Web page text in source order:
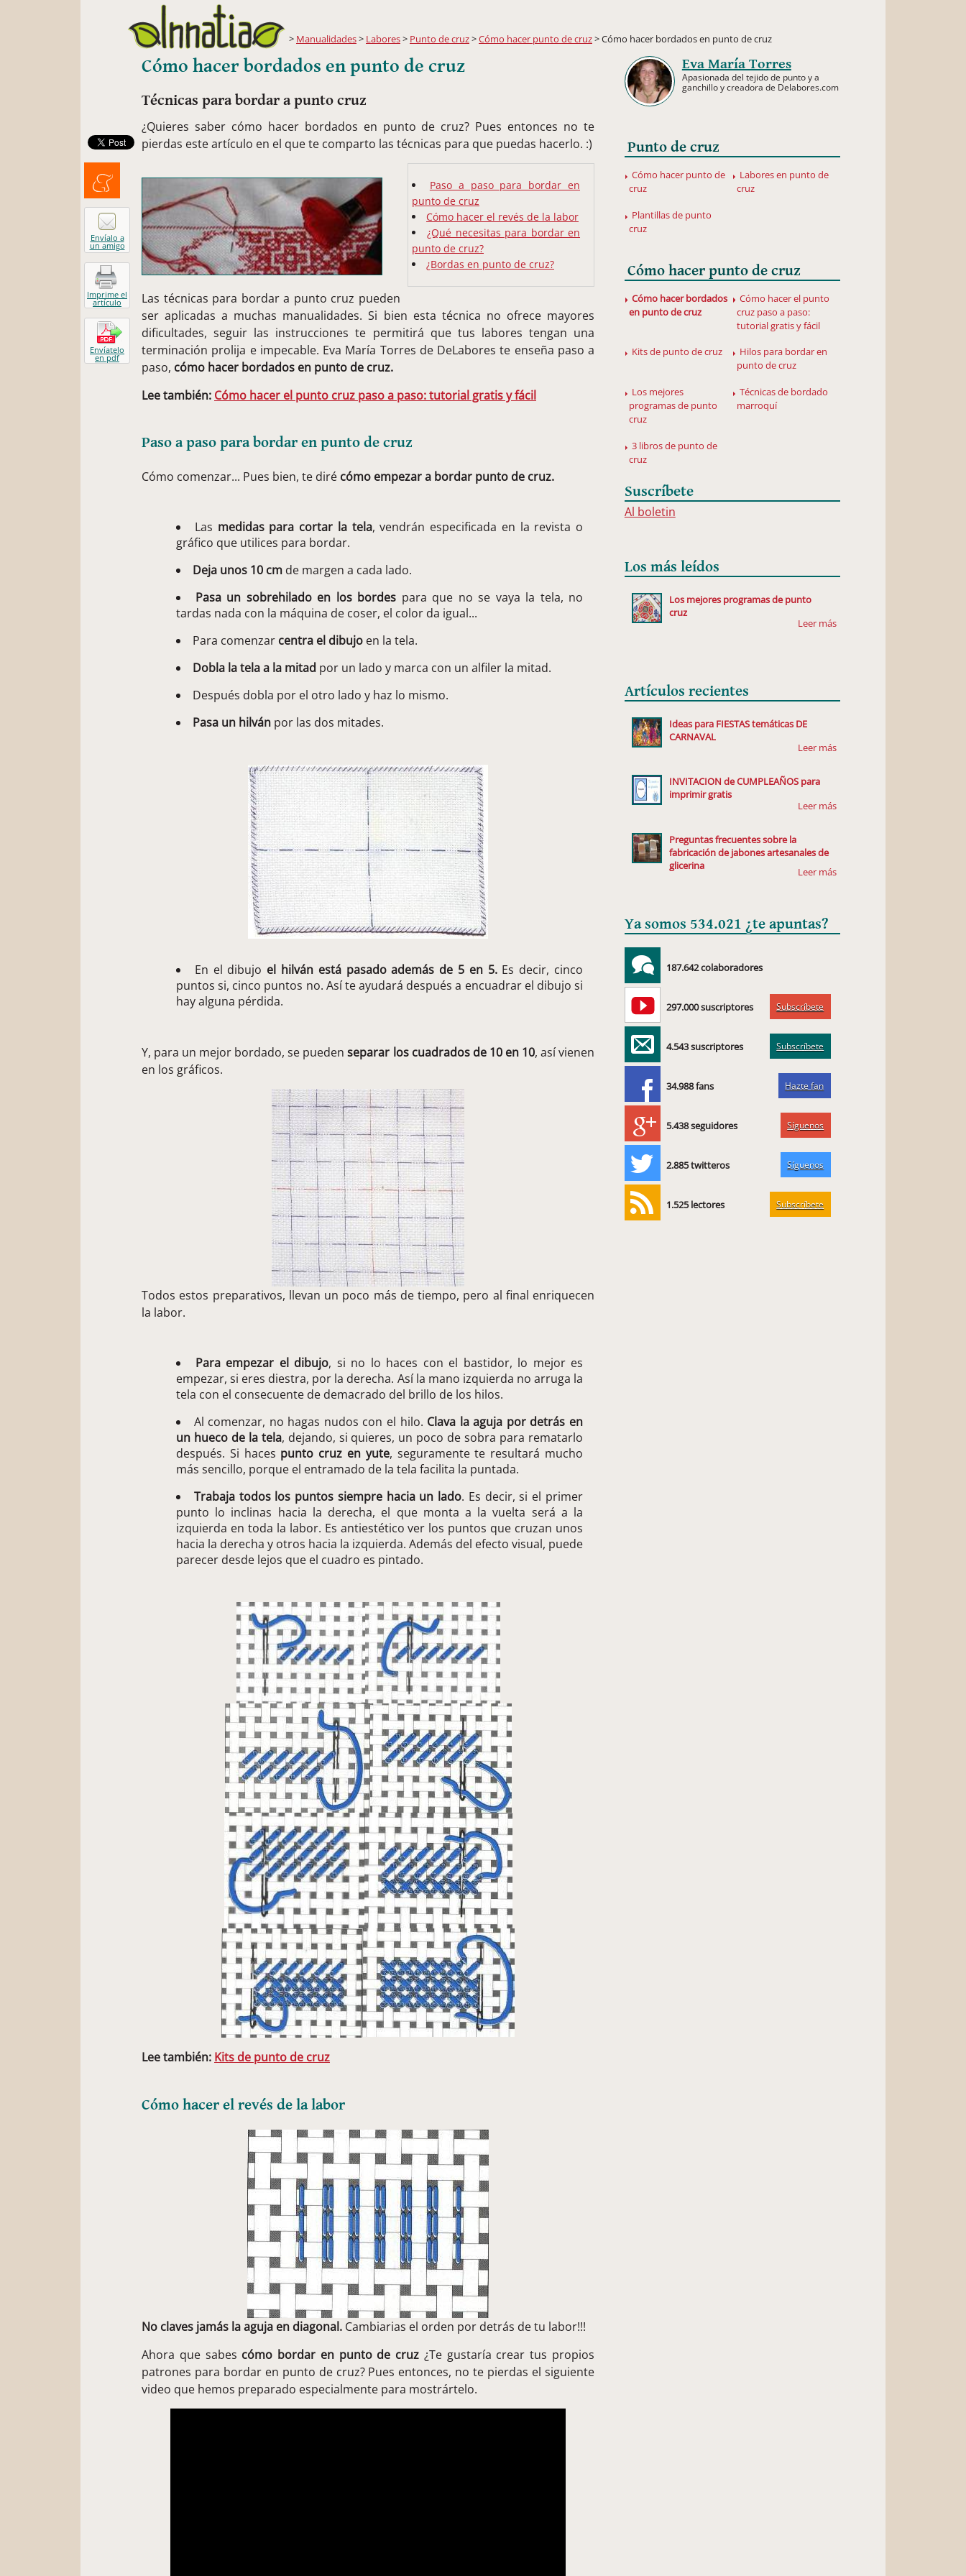
Manualidades> Labores> Punto de cruz>Cómo hacer punto de cruz> Cómo hacer bordados en punto de cruz
Cómo hacer bordados en punto de cruz
Técnicas para bordar a punto cruz
¿Quieres saber cómo hacer bordados en punto de cruz? Pues entonces no te
pierdas este artículo en el que te comparto las técnicas para que puedas hacerlo. :)
Paso a paso para bordar en
punto de cruz
Cómo hacer el revés de la labor
¿Qué necesitas para bordar en
punto de cruz?
¿Bordas en punto de cruz?
Las técnicas para bordar a punto cruz pueden
ser aplicadas a muchas manualidades. Si bien esta técnica no ofrece mayores
dificultades, seguir las instrucciones te permitirá que tus labores tengan una
terminación prolija e impecable. Eva María Torres de DeLabores te enseña paso a
paso, cómo hacer bordados en punto de cruz.
Lee también: Cómo hacer el punto cruz paso a paso: tutorial gratis y fácil
Paso a paso para bordar en punto de cruz
Cómo comenzar... Pues bien, te diré cómo empezar a bordar punto de cruz.
Las medidas para cortar la tela, vendrán especificada en la revista o
gráfico que utilices para bordar.
Deja unos 10 cm de margen a cada lado.
Pasa un sobrehilado en los bordes para que no se vaya la tela, no
tardas nada con la máquina de coser, el color da igual...
Para comenzar centra el dibujo en la tela.
Dobla la tela a la mitad por un lado y marca con un alfiler la mitad.
Después dobla por el otro lado y haz lo mismo.
Pasa un hilván por las dos mitades.
En el dibujo el hilván está pasado además de 5 en 5.Es decir, cinco
puntos si, cinco puntos no. Así te ayudará después a encuadrar el dibujo si
hay alguna pérdida.
Y, para un mejor bordado, se puedenseparar los cuadrados de 10 en 10, así vienen
en los gráficos.
Todos estos preparativos, llevan un poco más de tiempo, pero al final enriquecen
la labor.
Para empezar el dibujo, si no lo haces con el bastidor, lo mejor es
empezar, si eres diestra, por la derecha. Así la mano izquierda no arruga la
tela con el consecuente de demacrado del brillo de los hilos.
Al comenzar, no hagas nudos con el hilo. Clava la aguja por detrás en
un hueco de la tela, dejando, si quieres, un poco de sobra para rematarlo
después. Si haces punto cruz en yute, seguramente te resultará mucho
más sencillo, porque el entramado de la tela facilita la puntada.
Trabaja todos los puntos siempre hacia un lado. Es decir, si el primer
punto lo inclinas hacia la derecha, el que monta a la vuelta será a la
izquierda en toda la labor. Es antiestético ver los puntos que cruzan unos
hacia la derecha y otros hacia la izquierda. Además del efecto visual, puede
parecer desde lejos que el cuadro es pintado.
Lee también: Kits de punto de cruz
Cómo hacer el revés de la labor
No claves jamás la aguja en diagonal. Cambiarias el orden por detrás de tu labor!!!
Ahora que sabes cómo bordar en punto de cruz ¿Te gustaría crear tus propios
patrones para bordar en punto de cruz? Pues entonces, no te pierdas el siguiente
video que hemos preparado especialmente para mostrártelo.
Eva María Torres
Apasionada del tejido de punto y a
ganchillo y creadora de Delabores.com
Punto de cruz
Cómo hacer punto de
cruz
Labores en punto de
cruz
Plantillas de punto
cruz
Cómo hacer punto de cruz
Cómo hacer bordados
en punto de cruz
Cómo hacer el punto
cruz paso a paso:
tutorial gratis y fácil
Kits de punto de cruz
Hilos para bordar en
punto de cruz
Los mejores
programas de punto
cruz
Técnicas de bordado
marroquí
3 libros de punto de
cruz
Suscríbete
Al boletin
Los más leídos
Los mejores programas de punto
cruz
Artículos recientes
Ideas para FIESTAS temáticas DE
CARNAVAL
INVITACION de CUMPLEAÑOS para
imprimir gratis
Preguntas frecuentes sobre la
fabricación de jabones artesanales de
glicerina
Ya somos 534.021 ¿te apuntas?
187.642 colaboradores
297.000 suscriptores Subscríbete
4.543 suscriptores Subscríbete
34.988 fans Hazte fan
5.438 seguidores Síguenos
2.885 twitteros Síguenos
1.525 lectores Subscríbete
Menéalo
Envíalo a
un amigo
Imprime el
artículo
Envíatelo
en pdf